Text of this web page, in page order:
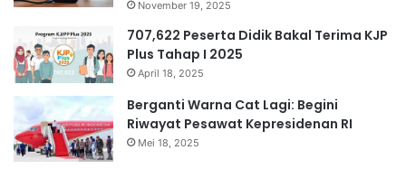
November 19, 2025
707,622 Peserta Didik Bakal Terima KJP
Plus Tahap I 2025
April 18, 2025
Berganti Warna Cat Lagi: Begini
Riwayat Pesawat Kepresidenan RI
Mei 18, 2025